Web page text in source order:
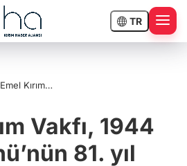
TR
Emel Kırım
dönümünü
programla
andı
Vakfı, 1944
81. yıl